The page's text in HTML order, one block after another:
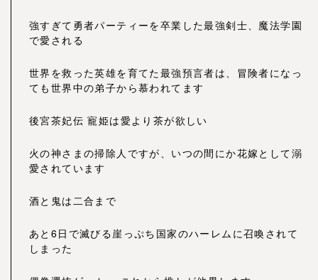
強すぎて勇者パーティーを卒業した最強剣士、魔法学園
で愛される
世界を救った英雄を育てた最強預言者は、冒険者になっ
ても世界中の弟子から慕われてます
後宮茶妃伝 寵姫は愛より茶が欲しい
火の神さまの掃除人ですが、いつの間にか花嫁として溺
愛されています
酒と鬼は二合まで
あと6日で滅びる崖っぷち国家のハーレムに召喚されて
しまった